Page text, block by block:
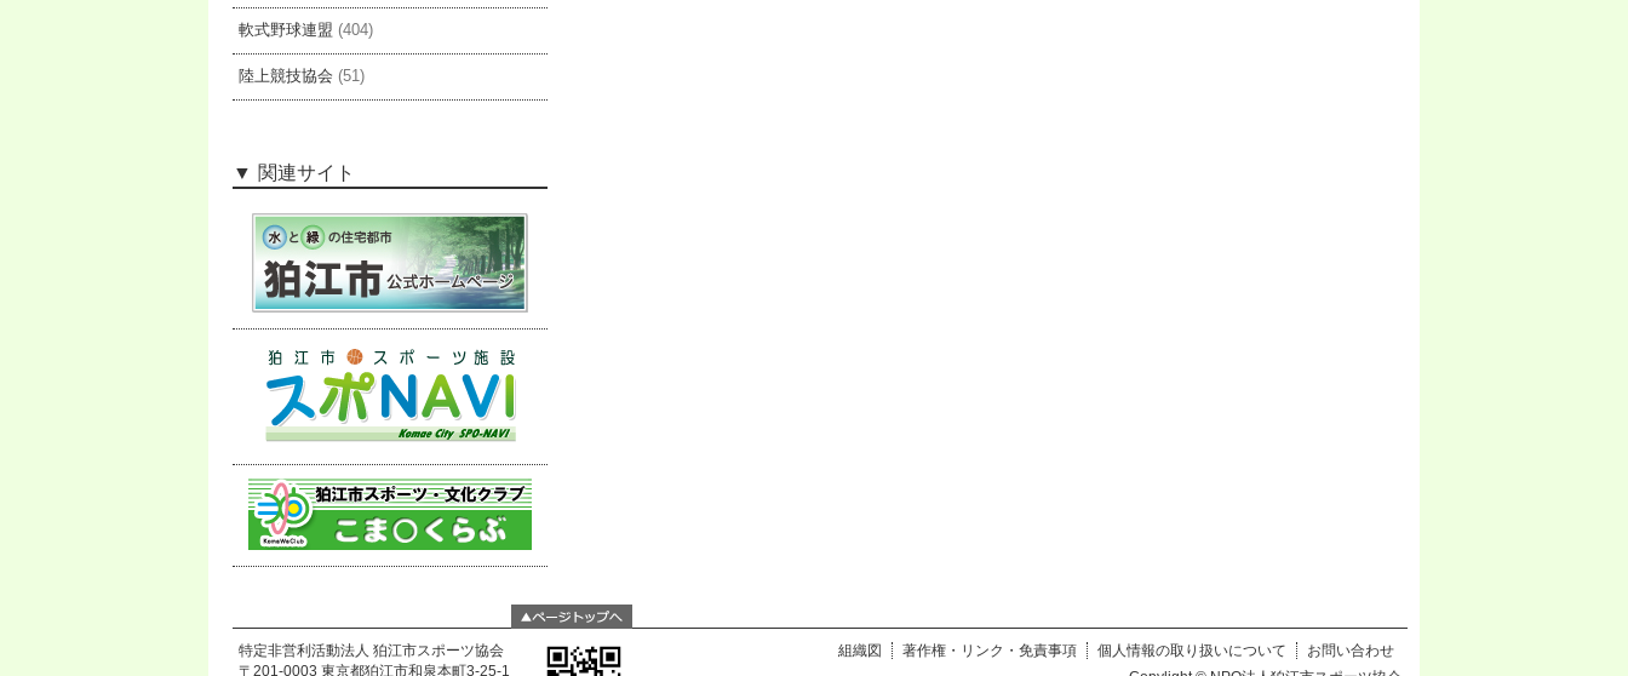
軟式野球連盟 (404)
陸上競技協会 (51)
関連サイト
特定非営利活動法人 狛江市スポーツ協会
〒201-0003 東京都狛江市和泉本町3-25-1
組織図 著作権・リンク・免責事項 個人情報の取り扱いについて
お問い合わせ